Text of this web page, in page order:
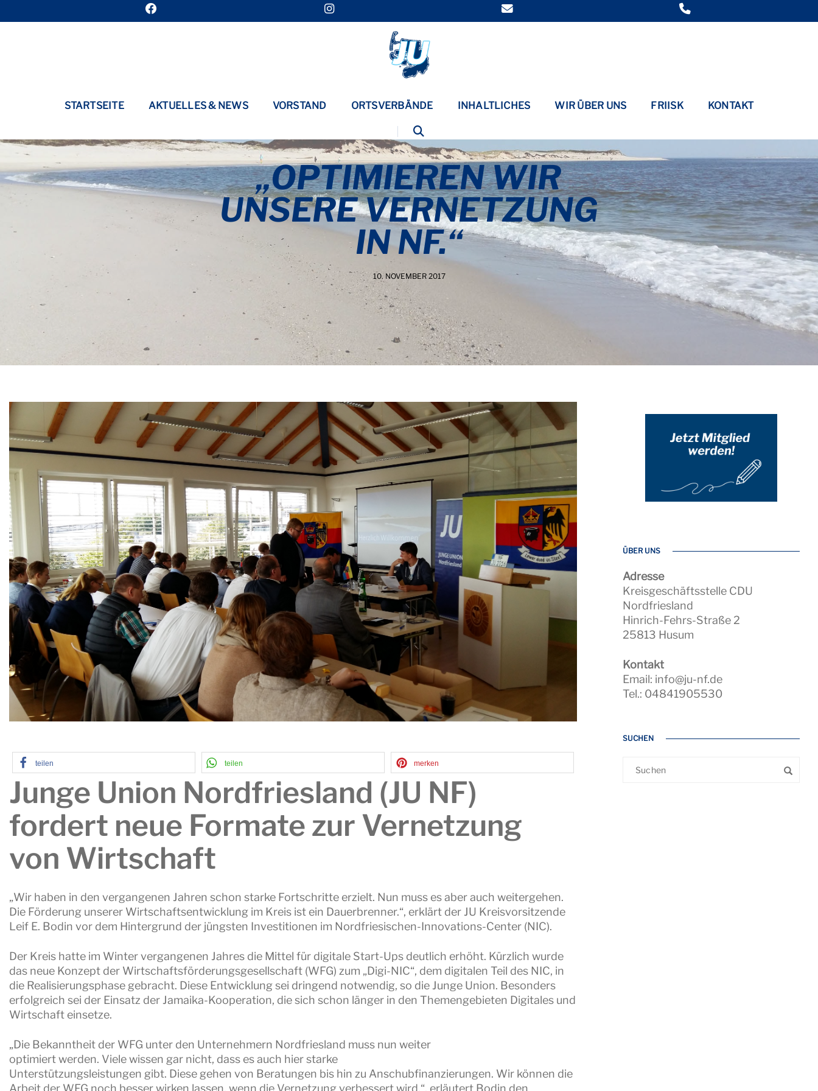
STARTSEITE AKTUELLES & NEWS VORSTAND ORTSVERBÄNDE INHALTLICHES WIR ÜBER UNS FRIISK KONTAKT
„OPTIMIEREN WIR
UNSERE VERNETZUNG
IN NF.“
10. NOVEMBER 2017
teilen teilen merken
Junge Union Nordfriesland (JU NF)
fordert neue Formate zur Vernetzung
von Wirtschaft
„Wir haben in den vergangenen Jahren schon starke Fortschritte erzielt. Nun muss es aber auch weitergehen.
Die Förderung unserer Wirtschaftsentwicklung im Kreis ist ein Dauerbrenner.“, erklärt der JU Kreisvorsitzende
Leif E. Bodin vor dem Hintergrund der jüngsten Investitionen im Nordfriesischen-Innovations-Center (NIC).
Der Kreis hatte im Winter vergangenen Jahres die Mittel für digitale Start-Ups deutlich erhöht. Kürzlich wurde
das neue Konzept der Wirtschaftsförderungsgesellschaft (WFG) zum „Digi-NIC“, dem digitalen Teil des NIC, in
die Realisierungsphase gebracht. Diese Entwicklung sei dringend notwendig, so die Junge Union. Besonders
erfolgreich sei der Einsatz der Jamaika-Kooperation, die sich schon länger in den Themengebieten Digitales und
Wirtschaft einsetze.
„Die Bekanntheit der WFG unter den Unternehmern Nordfriesland muss nun weiter
optimiert werden. Viele wissen gar nicht, dass es auch hier starke
Unterstützungsleistungen gibt. Diese gehen von Beratungen bis hin zu Anschubfinanzierungen. Wir können die
Arbeit der WFG noch besser wirken lassen, wenn die Vernetzung verbessert wird.“, erläutert Bodin den
ÜBER UNS
Adresse
Kreisgeschäftsstelle CDU
Nordfriesland
Hinrich-Fehrs-Straße 2
25813 Husum
Kontakt
Email: info@ju-nf.de
Tel.: 04841905530
SUCHEN